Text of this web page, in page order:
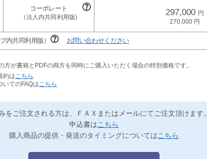
297,000
270,000
内共同利用版） お問い合わせください
が書籍とPDFの両方を同時にご購入いただく場合の特別価格です。
約は こちら
いてのFAQは こちら
をご注文される方は、ＦＡＸまたはメールにてご注文頂けます。
申込書はこちら
購入商品の提供・発送のタイミングについてはこちら